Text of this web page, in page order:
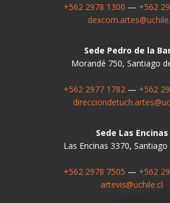
+562 2978 1300 — +562
Sede Pedro de la
Morandé 750, Santiago
+562 2977 1782 — +562
Sede Las Encinas
Las Encinas 3370, Santiago
+562 2978 7505 — +562
artevis@uchile.cl